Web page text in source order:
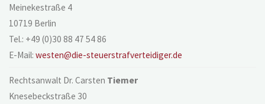
Meinekestraße 4
10719 Berlin
Tel.: +49 (0)30 88 47 54 86
E-Mail:westen@die-steuerstrafverteidiger.de
Rechtsanwalt Dr. Carsten Tiemer
Knesebeckstraße 30